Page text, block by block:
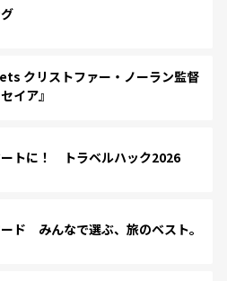
クリストファー・ノーラン監督
イア』
トに！ トラベルハック2026
ド みんなで選ぶ、旅のベスト。